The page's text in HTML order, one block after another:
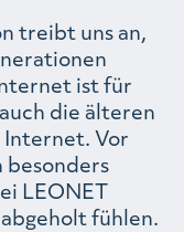
treibt uns an,
ist für
die älteren
Vor
besonders
LEONET
fühlen.